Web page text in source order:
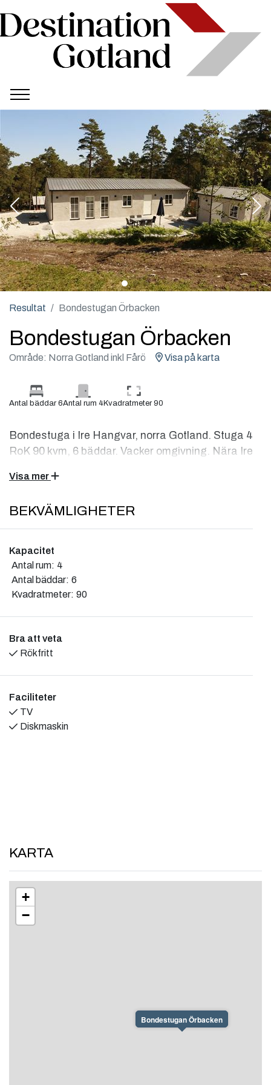
Resultat Bondestugan Örbacken
Bondestugan Örbacken
Område: Norra Gotland inkl Fårö Visa på karta
Antal bäddar 6Antal rum 4Kvadratmeter 90
Bondestuga i Ire Hangvar, norra Gotland. Stuga 4
RoK 90 kvm, 6 bäddar. Vacker omgivning. Nära Ire
fornborg med anslående utsikt över Ireviken och
Stuga 90 kvm i ett plan, fördelat på 4 RoK. Öppen
sovrum med dubbelsäng, de övriga med 2 enkelsängar
vardera. Fullt utrustat kök med spishäll, ugn, kyl/frys, mikro,
kaffebryggare och diskmaskin. Smakfullt möblerat
vardagsrum med TV och bredbandsanslutning. Badrum med
dusch och WC. Tvättmaskin och torktumlare. Möblerad
och med golvvärme i alla rum. Husdjur får ej medtagas.
Stugan är rökfri och är inte avsedd för fler personer än
angivet antal bäddar. Har du elbil som du vill ladda under
nybyggt år 2018.
Avstånd och bytesdag:
Visa mer
BEKVÄMLIGHETER
Kapacitet
Antal rum: 4
Antal bäddar: 6
Kvadratmeter: 90
Bra att veta
Rökfritt
Faciliteter
TV
Diskmaskin
KARTA
Bondestugan Örbacken
+
−